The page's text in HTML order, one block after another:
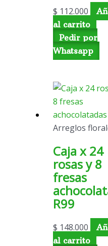
$ 112.000
al carrito
Pedir por
Whatsapp
Arreglos
Caja x 24
rosas y 8
fresas
R99
$ 148.000
al carrito